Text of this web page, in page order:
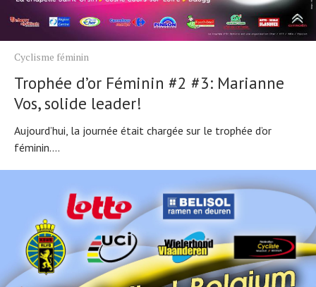
Cyclisme féminin
Trophée d’or Féminin #2 #3: Marianne
Vos, solide leader!
Aujourd’hui, la journée était chargée sur le trophée d’or
féminin....